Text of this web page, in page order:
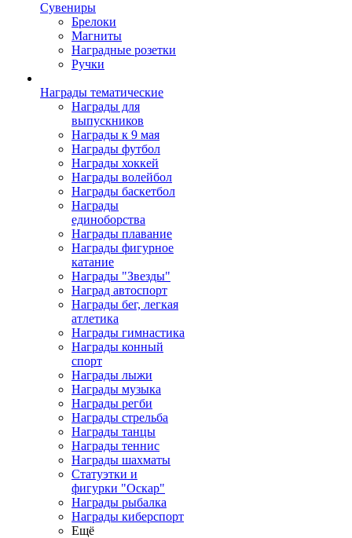
Сувениры
Брелоки
Магниты
Наградные розетки
Ручки
Награды тематические
Награды для
выпускников
Награды к 9 мая
Награды футбол
Награды хоккей
Награды волейбол
Награды баскетбол
Награды
единоборства
Награды плавание
Награды фигурное
катание
Награды "Звезды"
Наград автоспорт
Награды бег, легкая
атлетика
Награды гимнастика
Награды конный
спорт
Награды лыжи
Награды музыка
Награды регби
Награды стрельба
Награды танцы
Награды теннис
Награды шахматы
Статуэтки и
фигурки "Оскар"
Награды рыбалка
Награды киберспорт
Ещё